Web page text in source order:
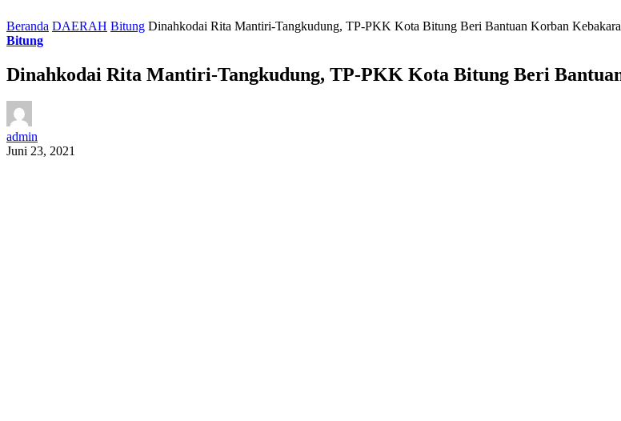
Beranda DAERAH Bitung Dinahkodai Rita Mantiri-Tangkudung, TP-PKK Kota Bitung Beri Bantuan Korban
Bitung
Dinahkodai Rita Mantiri-Tangkudung, TP-PKK Kota Bitung Beri
admin
Juni 23, 2021